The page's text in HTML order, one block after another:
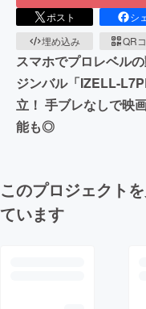
ポスト シ
埋め込み
QR
スマホでプロレベル
ジンバル「IZELL-
立！ 手ブレなしで映
能も◎
このプロジェクト
ています